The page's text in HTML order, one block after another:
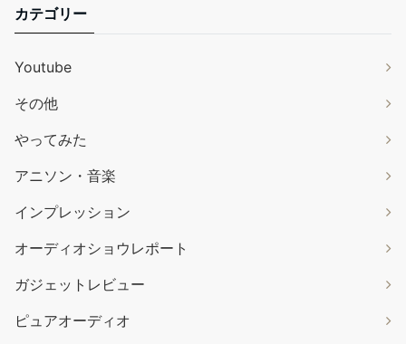
カテゴリー
Youtube
その他
やってみた
アニソン・音楽
インプレッション
オーディオショウレポート
ガジェットレビュー
ピュアオーディオ